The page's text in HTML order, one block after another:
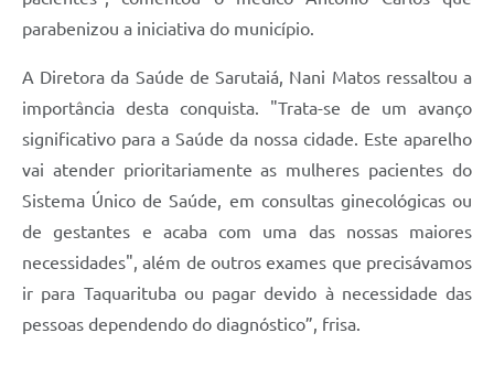
parabenizou a iniciativa do município.
A Diretora da Saúde de Sarutaiá, Nani Matos ressaltou a
importância desta conquista. "Trata-se de um avanço
significativo para a Saúde da nossa cidade. Este aparelho
vai atender prioritariamente as mulheres pacientes do
Sistema Único de Saúde, em consultas ginecológicas ou
de gestantes e acaba com uma das nossas maiores
necessidades", além de outros exames que precisávamos
ir para Taquarituba ou pagar devido à necessidade das
pessoas dependendo do diagnóstico”, frisa.